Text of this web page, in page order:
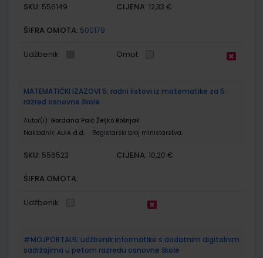
SKU: 556149 CIJENA: 12,33 €
ŠIFRA OMOTA: 500179
Udžbenik Omot
MATEMATIČKI IZAZOVI 5; radni listovi iz matematike za 5.
razred osnovne škole
Autor(i): Gordana Paić Željko Bošnjak
Nakladnik: ALFA d.d. Registarski broj ministarstva:
SKU: 556523 CIJENA: 10,20 €
ŠIFRA OMOTA:
Udžbenik
#MOJPORTAL5; udžbenik informatike s dodatnim digitalnim
sadržajima u petom razredu osnovne škole